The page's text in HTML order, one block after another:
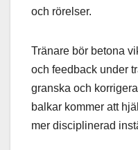
och rörelser.
Tränare bör betona
och feedback under
granska och
balkar kommer att
mer disciplinerad